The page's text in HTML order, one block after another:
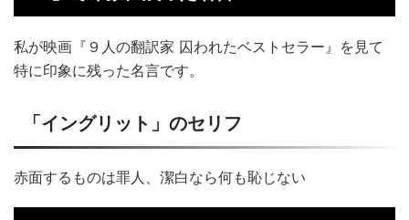
私が映画『９人の翻訳家 囚われたベストセラー』を見て
特に印象に残った名言です。
「イングリット」のセリフ
赤面するものは罪人、潔白なら何も恥じない